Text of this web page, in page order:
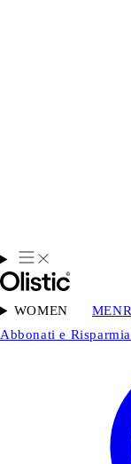
WOMEN MEN
Abbonati e Risparmia